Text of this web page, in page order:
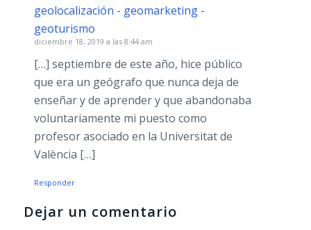
geolocalización - geomarketing -
geoturismo
diciembre 18, 2019 a las 8:44 am
[…] septiembre de este año, hice público
que era un geógrafo que nunca deja de
enseñar y de aprender y que abandonaba
voluntariamente mi puesto como
profesor asociado en la Universitat de
València […]
Responder
Dejar un comentario